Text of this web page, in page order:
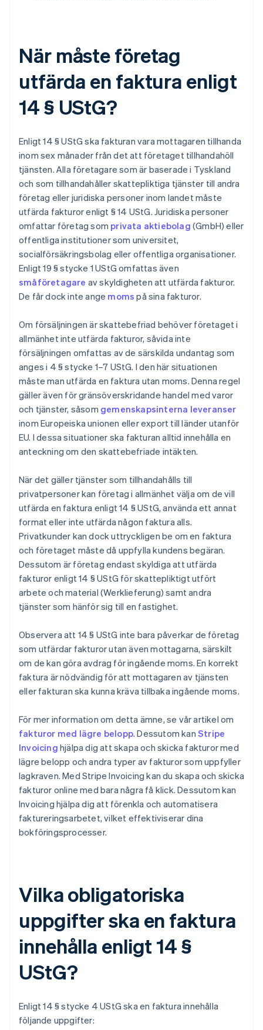
När måste företag
utfärda en faktura enligt
14 § UStG?
Enligt 14 § UStG ska fakturan vara mottagaren tillhanda
inom sex månader från det att företaget tillhandahöll
tjänsten. Alla företagare som är baserade i Tyskland
och som tillhandahåller skattepliktiga tjänster till andra
företag eller juridiska personer inom landet måste
utfärda fakturor enligt § 14 UStG. Juridiska personer
omfattar företag som privata aktiebolag (GmbH) eller
offentliga institutioner som universitet,
socialförsäkringsbolag eller offentliga organisationer.
Enligt 19 § stycke 1 UStG omfattas även
småföretagare av skyldigheten att utfärda fakturor.
De får dock inte ange moms på sina fakturor.
Om försäljningen är skattebefriad behöver företaget i
allmänhet inte utfärda fakturor, såvida inte
försäljningen omfattas av de särskilda undantag som
anges i 4 § stycke 1–7 UStG. I den här situationen
måste man utfärda en faktura utan moms. Denna regel
gäller även för gränsöverskridande handel med varor
och tjänster, såsom gemenskapsinterna leveranser
inom Europeiska unionen eller export till länder utanför
EU. I dessa situationer ska fakturan alltid innehålla en
anteckning om den skattebefriade intäkten.
När det gäller tjänster som tillhandahålls till
privatpersoner kan företag i allmänhet välja om de vill
utfärda en faktura enligt 14 § UStG, använda ett annat
format eller inte utfärda någon faktura alls.
Privatkunder kan dock uttryckligen be om en faktura
och företaget måste då uppfylla kundens begäran.
Dessutom är företag endast skyldiga att utfärda
fakturor enligt 14 § UStG för skattepliktigt utfört
arbete och material (Werklieferung) samt andra
tjänster som hänför sig till en fastighet.
Observera att 14 § UStG inte bara påverkar de företag
som utfärdar fakturor utan även mottagarna, särskilt
om de kan göra avdrag för ingående moms. En korrekt
faktura är nödvändig för att mottagaren av tjänsten
eller fakturan ska kunna kräva tillbaka ingående moms.
För mer information om detta ämne, se vår artikel om
fakturor med lägre belopp. Dessutom kan Stripe
Invoicing hjälpa dig att skapa och skicka fakturor med
lägre belopp och andra typer av fakturor som uppfyller
lagkraven. Med Stripe Invoicing kan du skapa och skicka
fakturor online med bara några få klick. Dessutom kan
Invoicing hjälpa dig att förenkla och automatisera
faktureringsarbetet, vilket effektiviserar dina
bokföringsprocesser.
Vilka obligatoriska
uppgifter ska en faktura
innehålla enligt 14 §
UStG?
Enligt 14 § stycke 4 UStG ska en faktura innehålla
följande uppgifter: